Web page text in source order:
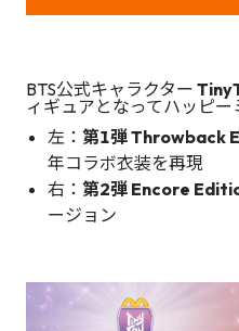
BTS公式キャラクター
ィギュアとなってハッピー
左： 第1弾 Throwback
年コラボ衣装を再現
右： 第2弾 Encore
ージョン